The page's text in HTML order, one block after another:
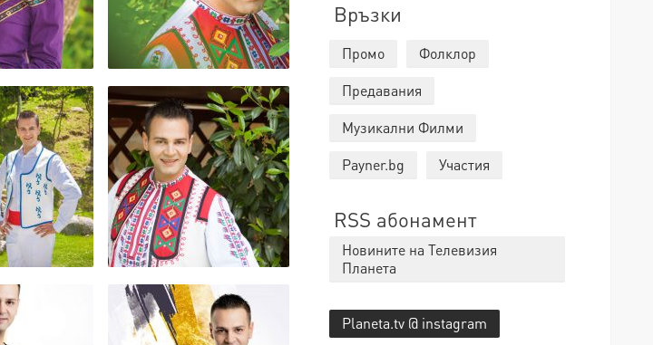
Връзки
Промо
Фолклор
Предавания
Музикални Филми
Payner.bg
Участия
RSS абонамент
Новините на Телевизия
Планета
Planeta.tv @ instagram